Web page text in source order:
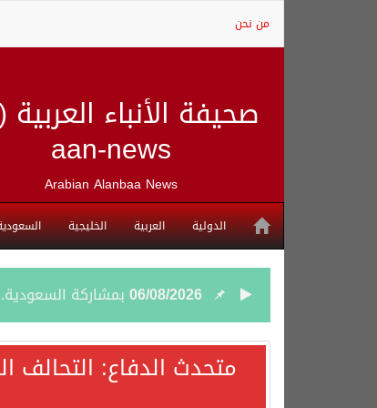
من نحن
صحيفة الأنباء
aan-news
Arabian Alanbaa News
الدولية العربية الخليجية
06/08/2026 بمشاركة
05/08/2026وزير الخارجية
متحدث الدفاع: التحالف